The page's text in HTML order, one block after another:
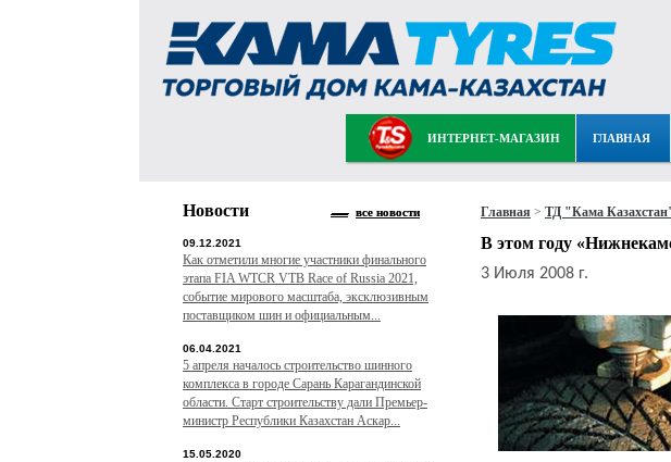
ИНТЕРНЕТ-МАГАЗИН ГЛАВНАЯ
Главная > ТД "Кама
В этом году
3 Июля 2008 г.
Новости все новости
09.12.2021
Как отметили многие участники финального
этапа FIA WTCR VTB Race of Russia 2021,
событие мирового масштаба, эксклюзивным
поставщиком шин и официальным...
06.04.2021
5 апреля началось строительство шинного
комплекса в городе Сарань Карагандинской
области. Старт строительству дали Премьер-
министр Республики Казахстан Аскар...
15.05.2020